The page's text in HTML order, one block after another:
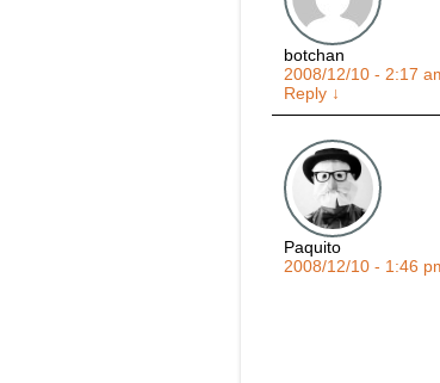
botchan
2008/12/10 - 2:17
Reply ↓
Paquito
2008/12/10 - 1:46